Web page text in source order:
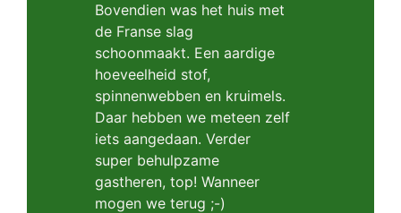
Bovendien was het huis met
de Franse slag
schoonmaakt. Een aardige
hoeveelheid stof,
spinnenwebben en kruimels.
Daar hebben we meteen zelf
iets aangedaan. Verder
super behulpzame
gastheren, top! Wanneer
mogen we terug ;-)